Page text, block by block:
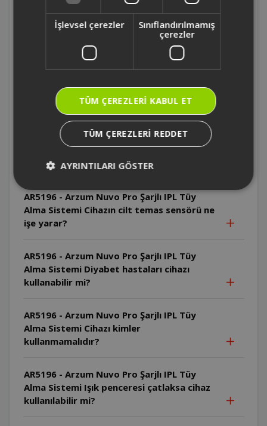
AR5196 - Arzum Nuvo Pro Şarjlı IPL Tüy
Alma Sistemi Cilt testi sonrası ne kadar
beklenmelidir?
Alma Sistemi İlk kullanımda hangi enerji
seviyesi önerilir?
AR5196 - Arzum Nuvo Pro Şarjlı IPL Tüy
Alma Sistemi IPL teknolojisi hangi tüy
renklerinde daha etkilidir?
AR5196 - Arzum Nuvo Pro Şarjlı IPL Tüy
Alma Sistemi Cihazın cilt temas sensörü ne
işe yarar?
AR5196 - Arzum Nuvo Pro Şarjlı IPL Tüy
Alma Sistemi Diyabet hastaları cihazı
kullanabilir mi?
AR5196 - Arzum Nuvo Pro Şarjlı IPL Tüy
Alma Sistemi Cihazı kimler
kullanmamalıdır?
AR5196 - Arzum Nuvo Pro Şarjlı IPL Tüy
Alma Sistemi Işık penceresi çatlaksa cihaz
kullanılabilir mi?
İşlevsel çerezler
Sınıflandırılmamış
çerezler
TÜM ÇEREZLERI KABUL ET
TÜM ÇEREZLERI REDDET
AYRINTILARI GÖSTER